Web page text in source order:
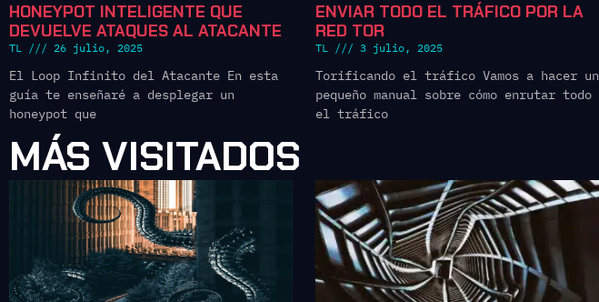
HONEYPOT INTELIGENTE QUE
DEVUELVE ATAQUES AL ATACANTE
TL 26 julio, 2025
El Loop Infinito del Atacante En esta
guía te enseñaré a desplegar un
honeypot que
ENVIAR TODO EL TRÁFICO POR LA
RED TOR
TL 3 julio, 2025
Torificando el tráfico Vamos a hacer un
pequeño manual sobre cómo enrutar todo
el tráfico
MÁS VISITADOS